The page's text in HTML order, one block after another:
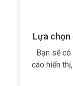
Lựa chọn
Bạn sẽ
cáo hiển